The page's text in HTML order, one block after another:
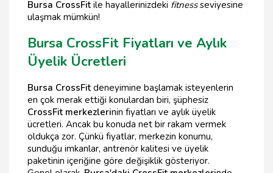
Bursa CrossFit ile hayallerinizdeki fitnessseviyesine
ulaşmak mümkün!
Bursa CrossFit Fiyatları ve Aylık
Üyelik Ücretleri
Bursa CrossFit deneyimine başlamak isteyenlerin
en çok merak ettiği konulardan biri, şüphesiz
CrossFit merkezlerinin fiyatları ve aylık üyelik
ücretleri. Ancak bu konuda net bir rakam vermek
oldukça zor. Çünkü fiyatlar, merkezin konumu,
sunduğu imkanlar, antrenör kalitesi ve üyelik
paketinin içeriğine göre değişiklik gösteriyor.